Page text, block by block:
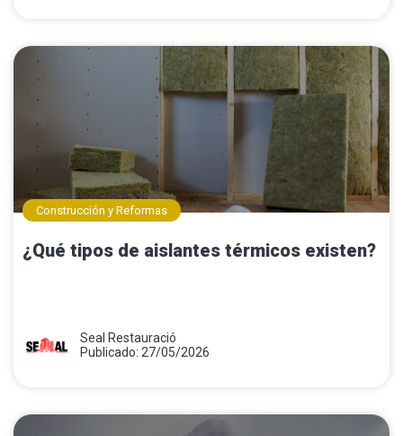
Construcción y Reformas
¿Qué tipos de aislantes térmicos existen?
Seal Restauració
Publicado: 27/05/2026